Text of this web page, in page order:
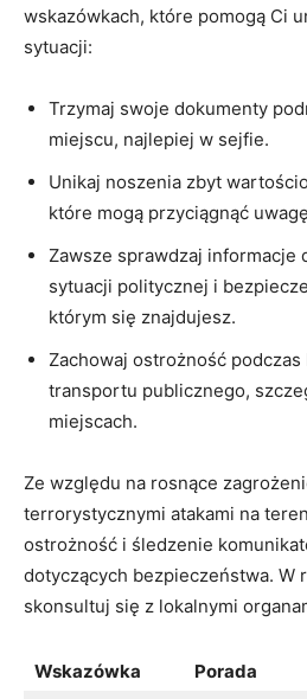
wskazówkach, które pomogą ‍Ci
sytuacji:
Trzymaj swoje dokumenty
miejscu, ‍najlepiej w sejfie.
Unikaj noszenia zbyt
które mogą przyciągnąć‍
Zawsze sprawdzaj informacje
sytuacji politycznej i
którym się⁤ znajdujesz.
Zachowaj ostrożność
transportu publicznego,
miejscach.
Ze względu ‍na rosnące
terrorystycznymi ⁤atakami na
ostrożność i śledzenie
⁤dotyczących bezpieczeństwa. ⁣W
skonsultuj się z lokalnymi
Wskazówka
Porada